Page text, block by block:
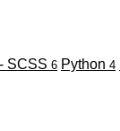
SCSS 6 Python 4